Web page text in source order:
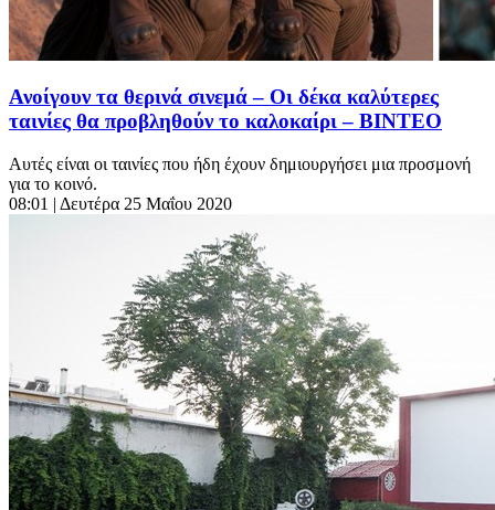
Ανοίγουν τα θερινά σινεμά – Οι δέκα καλύτερες
ταινίες θα προβληθούν το καλοκαίρι – ΒΙΝΤΕΟ
Αυτές είναι οι ταινίες που ήδη έχουν δημιουργήσει μια προσμονή
για το κοινό.
08:01 | Δευτέρα 25 Μαΐου 2020